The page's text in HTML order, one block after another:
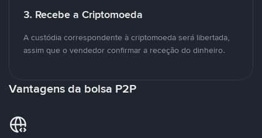
3. Recebe a Criptomoeda
A custódia correspondente à criptomoeda será libertada,
assim que o vendedor confirmar a receção do dinheiro.
Vantagens da bolsa P2P